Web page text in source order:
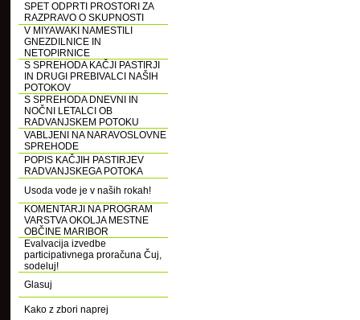
SPET ODPRTI PROSTORI ZA
RAZPRAVO O SKUPNOSTI
V MIYAWAKI NAMESTILI
GNEZDILNICE IN
NETOPIRNICE
S SPREHODA KAČJI PASTIRJI
IN DRUGI PREBIVALCI NAŠIH
POTOKOV
S SPREHODA DNEVNI IN
NOČNI LETALCI OB
RADVANJSKEM POTOKU
VABLJENI NA NARAVOSLOVNE
SPREHODE
POPIS KAČJIH PASTIRJEV
RADVANJSKEGA POTOKA
Usoda vode je v naših rokah!
KOMENTARJI NA PROGRAM
VARSTVA OKOLJA MESTNE
OBČINE MARIBOR
Evalvacija izvedbe
participativnega proračuna Čuj,
sodeluj!
Glasuj
Kako z zbori naprej